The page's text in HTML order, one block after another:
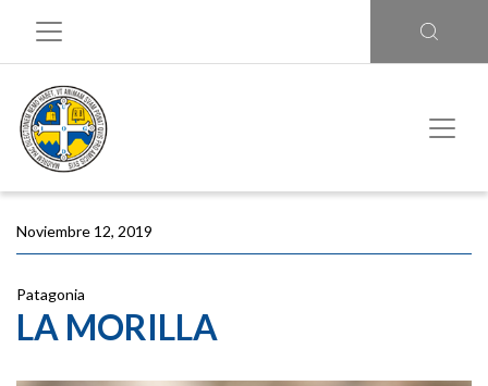
Noviembre 12, 2019
Patagonia
LA MORILLA